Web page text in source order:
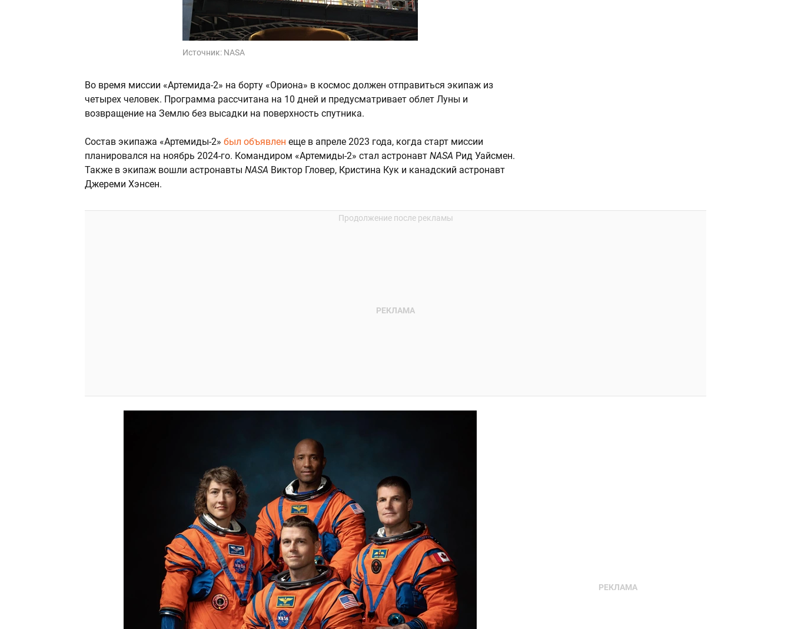
Источник: NASA
Во время миссии «Артемида-2» на борту «Ориона» в космос должен отправиться экипаж из
четырех человек. Программа рассчитана на 10 дней и предусматривает облет Луны и
возвращение на Землю без высадки на поверхность спутника.
Состав экипажа «Артемиды-2» был объявлен еще в апреле 2023 года, когда старт миссии
планировался на ноябрь 2024-го. Командиром «Артемиды-2» стал астронавт NASA Рид Уайсмен.
Также в экипаж вошли астронавты NASA Виктор Гловер, Кристина Кук и канадский астронавт
Джереми Хэнсен.